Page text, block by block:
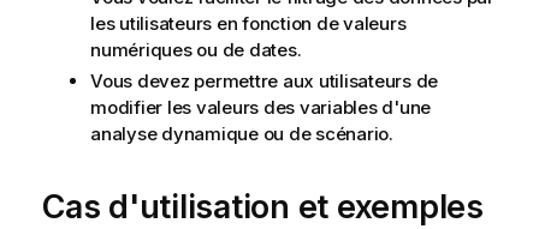
les utilisateurs en fonction de valeurs
numériques ou de dates.
Vous devez permettre aux utilisateurs de
modifier les valeurs des variables d'une
analyse dynamique ou de scénario.
Cas d'utilisation et exemples